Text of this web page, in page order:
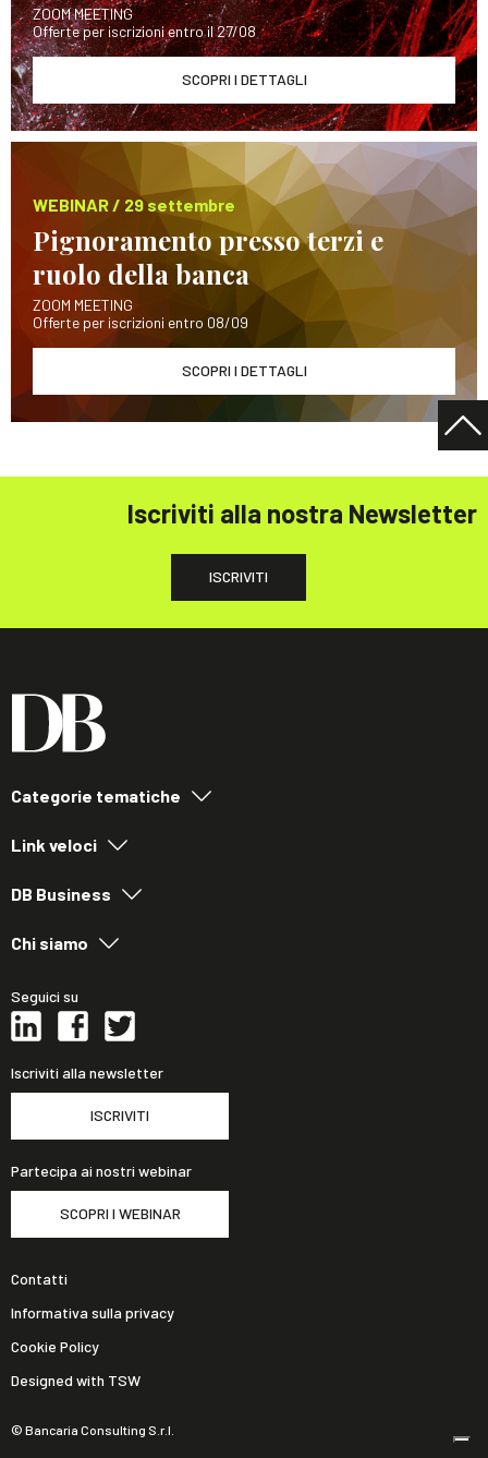
ZOOM MEETING
Offerte per iscrizioni entro il 27/08
SCOPRI I DETTAGLI
WEBINAR / 29 settembre
Pignoramento presso terzi e
ruolo della banca
ZOOM MEETING
Offerte per iscrizioni entro 08/09
SCOPRI I DETTAGLI
Iscriviti alla nostra Newsletter
ISCRIVITI
Categorie tematiche
Link veloci
DB Business
Chi siamo
Seguici su
Iscriviti alla newsletter
ISCRIVITI
Partecipa ai nostri webinar
SCOPRI I WEBINAR
© Bancaria Consulting S.r.l.
Contatti
Informativa sulla privacy
Cookie Policy
Designed with TSW